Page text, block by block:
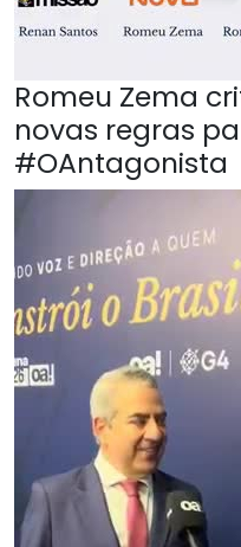
Romeu Zema
novas regras
#OAntagonista